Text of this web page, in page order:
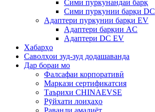
Сими пуркунандаи барқ
Сими пуркунии барқи DC
Адаптери пуркунии барқи EV
Адаптери барқии AC
Адаптери DC EV
Хабарҳо
Саволҳои зуд-зуд додашаванда
Дар бораи мо
Фалсафаи корпоративӣ
Маркази сертификатсия
Таърихи CHINAEVSE
Рӯйхати лоиҳаҳо
Раванди амалиёт